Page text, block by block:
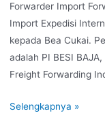
Forwarder Import
Import Expedisi
kepada Bea Cukai.
adalah PI BESI BAJA,
Freight Forwarding
Selengkapnya »